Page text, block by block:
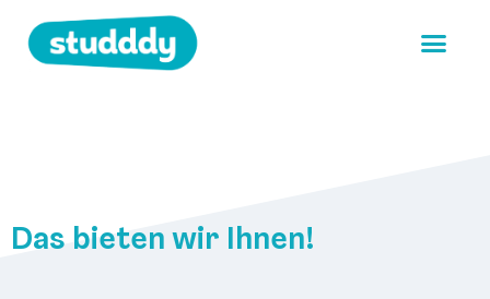
Das bieten wir Ihnen!